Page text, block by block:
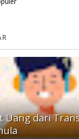
Uang dari